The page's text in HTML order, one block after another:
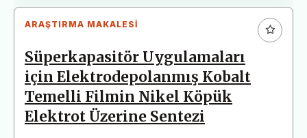
ARAŞTIRMA MAKALESI
Süperkapasitör Uygulamaları
için Elektrodepolanmış Kobalt
Temelli Filmin Nikel Köpük
Elektrot Üzerine Sentezi